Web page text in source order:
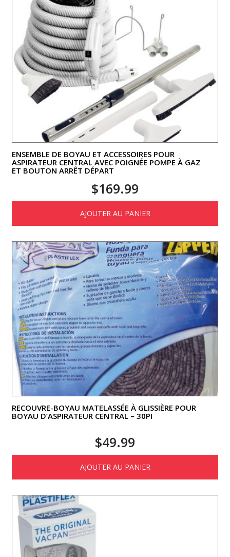
ENSEMBLE DE BOYAU ET ACCESSOIRES POUR
ASPIRATEUR CENTRAL AVEC POIGNÉE POMPE À GAZ
ET BOUTON ARRÊT DÉPART
$169.99
AJOUTER AU PANIER
RECOUVRE-BOYAU MATELASSÉE À GLISSIÈRE POUR
BOYAU D’ASPIRATEUR CENTRAL – 30PI
$49.99
AJOUTER AU PANIER